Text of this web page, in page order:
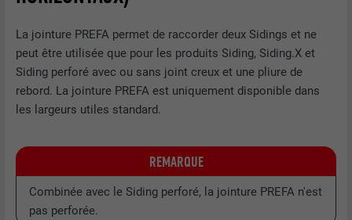
La jointure PREFA permet de raccorder deux Sidings et ne
peut être utilisée que pour les produits Siding, Siding.X et
Siding perforé avec ou sans joint creux et une pliure de
rebord. La jointure PREFA est uniquement disponible dans
les largeurs utiles standard.
REMARQUE
Combinée avec le Siding perforé, la jointure PREFA n'est
pas perforée.